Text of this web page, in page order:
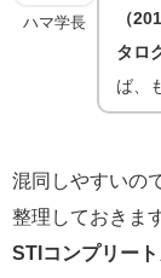
ハマ学長
（
タロ
ば、
混同しやすいの
整理しておきま
STIコンプリー